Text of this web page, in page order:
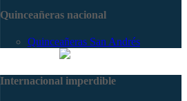
Quinceañeras nacional
Quinceañeras San Andrés
Internacional imperdible